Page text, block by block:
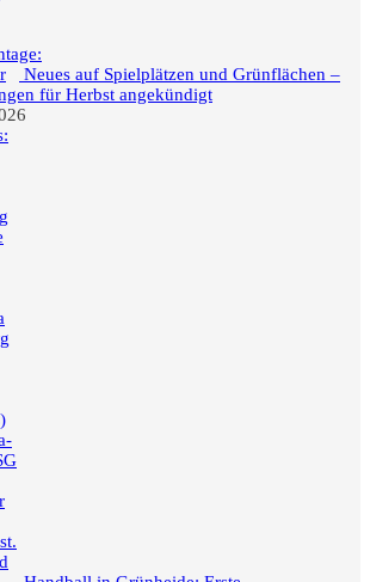
Neues auf Spielplätzen und Grünflächen –
für Herbst angekündigt